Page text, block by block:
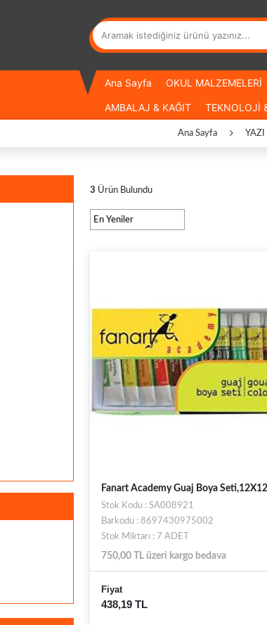
Ana Sayfa OKUL MALZEMELERİ
AMBALAJ & KAĞIT TEKNOLOJİ
Ana Sayfa YAZI
3 Ürün Bulundu
Fanart Academy Guaj Boya Seti,12X12
Stok Kodu : SA008921
Barkodu : 8697430975002
Stok Miktarı : 7 ADET
750,00 TL üzeri kargo bedava
Fiyat
438,19 TL